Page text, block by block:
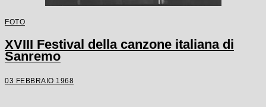
FOTO
XVIII Festival della canzone italiana di
Sanremo
03 FEBBRAIO 1968